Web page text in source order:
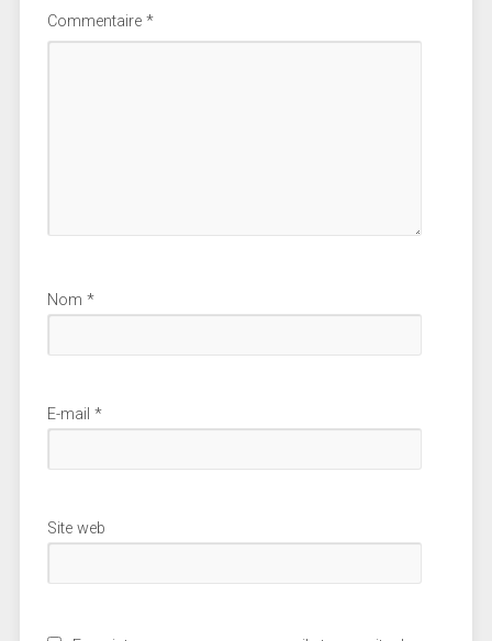
Commentaire *
Nom *
E-mail *
Site web